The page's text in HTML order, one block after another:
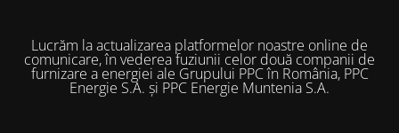
Lucrăm la actualizarea platformelor noastre online de
comunicare, în vederea fuziunii celor două companii de
furnizare a energiei ale Grupului PPC în România, PPC
Energie S.A. și PPC Energie Muntenia S.A.